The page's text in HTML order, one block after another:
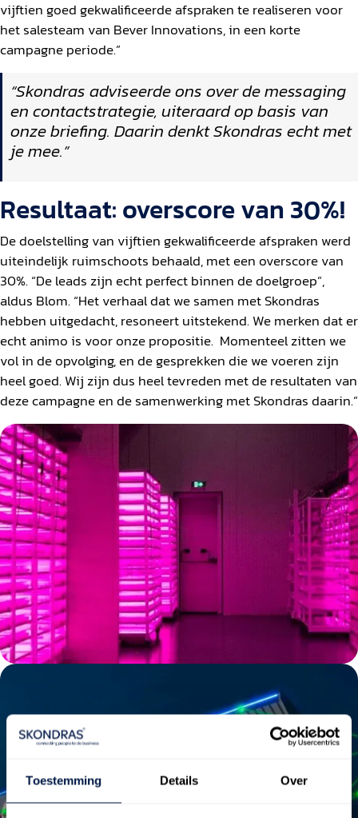
Toestemming Details Over
vijftien goed gekwalificeerde afspraken te realiseren voor
het salesteam van Bever Innovations, in een korte
campagne periode.”
“Skondras adviseerde ons over de messaging
en contactstrategie, uiteraard op basis van
onze briefing. Daarin denkt Skondras echt met
je mee.”
Resultaat: overscore van 30%!
De doelstelling van vijftien gekwalificeerde afspraken werd
uiteindelijk ruimschoots behaald, met een overscore van
30%. “De leads zijn echt perfect binnen de doelgroep”,
aldus Blom. “Het verhaal dat we samen met Skondras
hebben uitgedacht, resoneert uitstekend. We merken dat er
echt animo is voor onze propositie. Momenteel zitten we
vol in de opvolging, en de gesprekken die we voeren zijn
heel goed. Wij zijn dus heel tevreden met de resultaten van
deze campagne en de samenwerking met Skondras daarin.”